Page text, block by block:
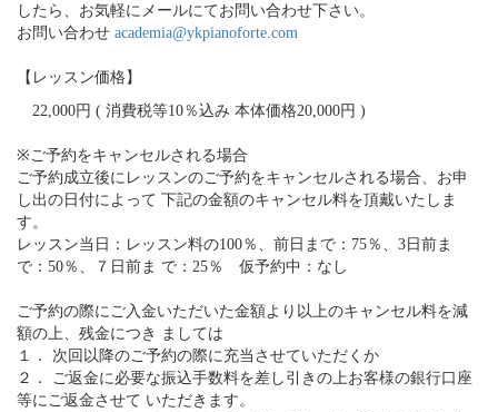
したら、お気軽にメールにてお問い合わせ下さい。
お問い合わせ academia@ykpianoforte.com
【レッスン価格】
22,000円 ( 消費税等10％込み 本体価格20,000円 )
※ご予約をキャンセルされる場合
ご予約成立後にレッスンのご予約をキャンセルされる場合、お申
し出の日付によって 下記の金額のキャンセル料を頂戴いたしま
す。
レッスン当日：レッスン料の100％、前日まで：75％、3日前ま
で：50％、７日前ま で：25％ 仮予約中：なし
ご予約の際にご入金いただいた金額より以上のキャンセル料を減
額の上、残金につき ましては
１． 次回以降のご予約の際に充当させていただくか
２． ご返金に必要な振込手数料を差し引きの上お客様の銀行口座
等にご返金させて いただきます。